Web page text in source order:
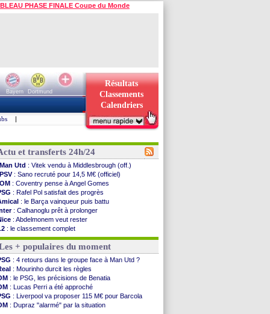
PHASE FINALE Coupe du Monde
Bayern
Dortmund
Résultats
Classements
Calendriers
|
et transferts 24h/24
Man Utd : Vitek vendu à Middlesbrough (off.)
PSV : Sano recruté pour 14,5 M€ (officiel)
OM : Coventry pense à Angel Gomes
: Rafel Pol satisfait des progrès
: le Barça vainqueur puis battu
: Calhanoglu prêt à prolonger
: Abdelmonem veut rester
: le classement complet
: les résultats de la soirée
: Le Havre renversé par Oviedo
: Nice battu aux tirs au but
: Ivanovic proche de Lens
: Dupraz "alarmé" par la situation
: Alvarez, le Barça va revoir son offre
: Mbamba prêté par Leverkusen (officiel)
: le Real bat Ferencvaros
: Lukaku dit oui à Fenerbahçe
+ populaires du moment
: 4 retours dans le groupe face à Man Utd ?
: Mourinho durcit les règles
: le PSG, les précisions de Benatia
: Lucas Perri a été approché
: Liverpool va proposer 115 M€ pour Barcola
: Dupraz "alarmé" par la situation